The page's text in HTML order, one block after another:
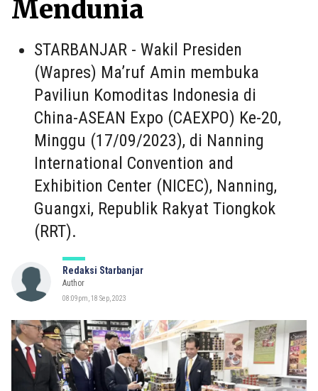
Mendunia
STARBANJAR - Wakil Presiden
(Wapres) Ma’ruf Amin membuka
Paviliun Komoditas Indonesia di
China-ASEAN Expo (CAEXPO) Ke-20,
Minggu (17/09/2023), di Nanning
International Convention and
Exhibition Center (NICEC), Nanning,
Guangxi, Republik Rakyat Tiongkok
(RRT).
Redaksi Starbanjar
Author
08:09pm, 18 Sep, 2023